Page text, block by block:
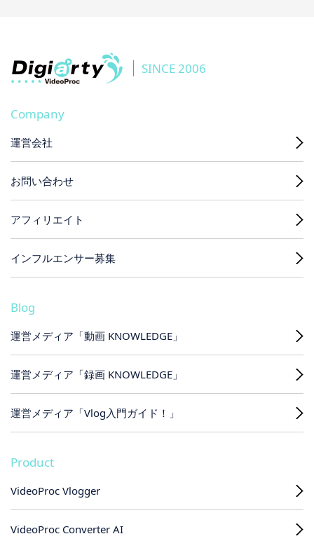
SINCE 2006
Company
運営会社
お問い合わせ
アフィリエイト
インフルエンサー募集
Blog
運営メディア「動画 KNOWLEDGE」
運営メディア「録画 KNOWLEDGE」
運営メディア「Vlog入門ガイド！」
Product
VideoProc Vlogger
VideoProc Converter AI